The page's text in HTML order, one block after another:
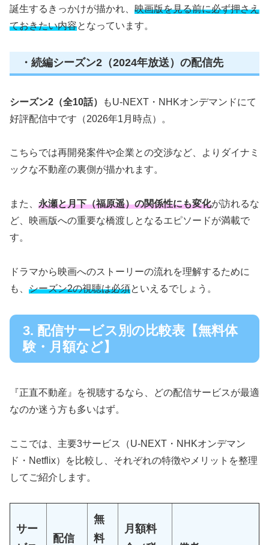
誕生するきっかけが描かれ、 映画版を見る前に必ず押さえ
ておきたい内容となっています。
・続編シーズン2（2024年放送）の配信先
シーズン2（全10話）
もU-NEXT・NHKオンデマンドにて
好評配信中です（2026年1月時点）。
こちらでは再開発案件や企業との交渉など、よりダイナミ
ックな不動産の裏側が描かれます。
また、 永瀬と月下（福原遥）の関係性にも変化が訪れるな
ど、映画版への重要な橋渡しとなるエピソードが満載で
す。
ドラマから映画へのストーリーの流れを理解するために
も、 シーズン2の視聴は必須といえるでしょう。
3. 配信サービス別の比較表【無料体
験・月額など】
『正直不動産』を視聴するなら、どの配信サービスが最適
なのか迷う方も多いはず。
ここでは、主要3サービス（U-NEXT・NHKオンデマン
ド・Netflix）を比較し、それぞれの特徴やメリットを整理
してご紹介します。
サー
配信
無
料
月額料